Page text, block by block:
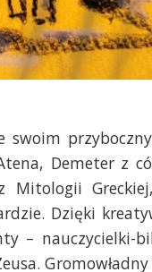
swoim
Demeter z
Dzięki
– nauczycielki-